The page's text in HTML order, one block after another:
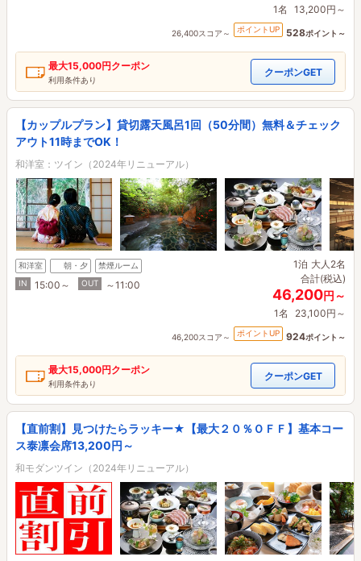
1名 13,200円～
26,400スコア～ ポイントUP 528ポイント～
最大15,000円クーポン
利用条件あり
クーポンGET
【カップルプラン】貸切露天風呂1回（50分間）無料＆チェック
アウト11時までOK！
和洋室：ツイン（2024年リニューアル）
和洋室 朝・夕
禁煙ルーム
IN
15:00～ OUT ～11:00
1泊 大人2名
合計(税込)
46,200円～
1名 23,100円～
46,200スコア～ ポイントUP 924ポイント～
最大15,000円クーポン
利用条件あり
クーポンGET
【直前割】見つけたらラッキー★【最大２０％ＯＦＦ】基本コー
ス泰凛会席13,200円～
和モダンツイン（2024年リニューアル）